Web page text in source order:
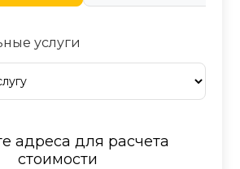
услуги
адреса для расчета
стоимости